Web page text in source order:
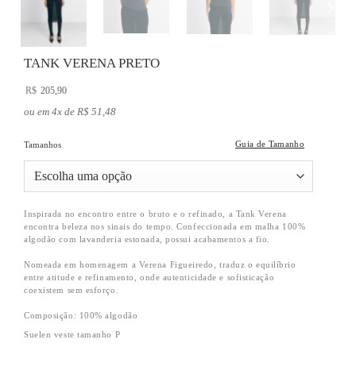
TANK VERENA PRETO
R$ 205,90
ou em 4x de R$ 51,48
Tamanhos Guia de Tamanho
Inspirada no encontro entre o bruto e o refinado, a Tank Verena
encontra beleza nos sinais do tempo. Confeccionada em malha 100%
algodão com lavanderia estonada, possui acabamentos a fio.
Nomeada em homenagem a Verena Figueiredo, traduz o equilíbrio
entre atitude e refinamento, onde autenticidade e sofisticação
coexistem sem esforço.
Composição: 100% algodão
Suelen veste tamanho P